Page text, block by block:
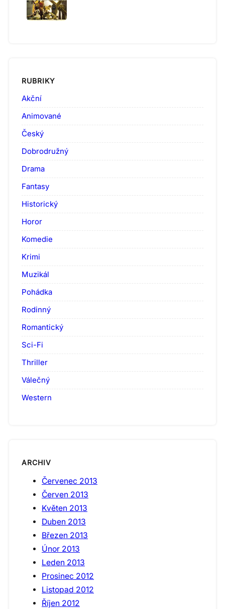
RUBRIKY
Akční
Animované
Český
Dobrodružný
Drama
Fantasy
Historický
Horor
Komedie
Krimi
Muzikál
Pohádka
Rodinný
Romantický
Sci-Fi
Thriller
Válečný
Western
ARCHIV
Červenec 2013
Červen 2013
Květen 2013
Duben 2013
Březen 2013
Únor 2013
Leden 2013
Prosinec 2012
Listopad 2012
Říjen 2012